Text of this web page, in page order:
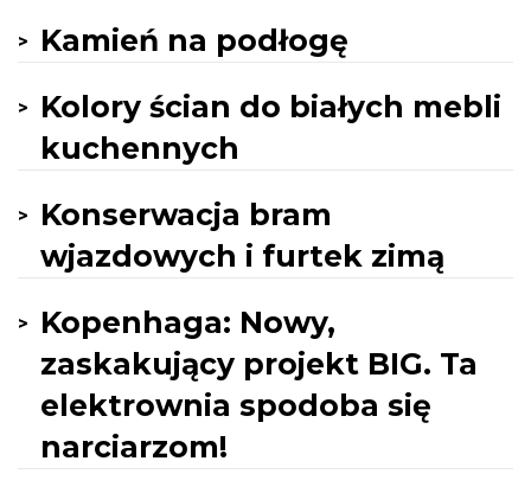
Kamień na podłogę
Kolory ścian do białych mebli
kuchennych
Konserwacja bram
wjazdowych i furtek zimą
Kopenhaga: Nowy,
zaskakujący projekt BIG. Ta
elektrownia spodoba się
narciarzom!